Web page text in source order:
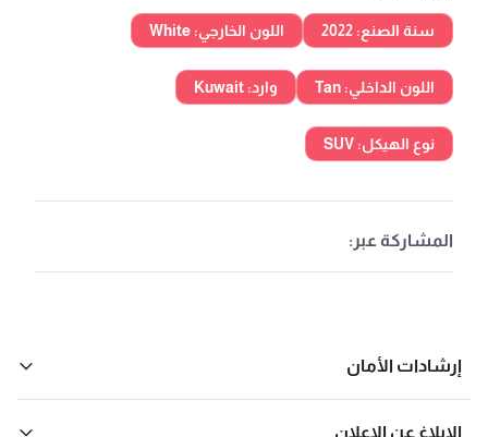
سنة الصنع: 2022 اللون الخارجي: White
اللون الداخلي: Tan وارد: Kuwait
نوع الهيكل: SUV
المشاركة عبر:
إرشادات الأمان
الإبلاغ عن الإعلان